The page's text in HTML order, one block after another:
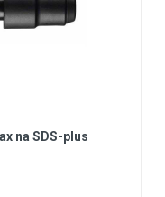
na SDS-plus